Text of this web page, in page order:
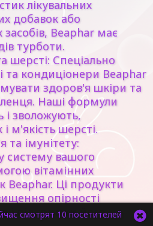
лікувальних
добавок або
Beaphar має
турботи.
шерсті: Спеціально
та кондиціонери Beaphar
здоров'я шкіри та
Наші формули
зволожують,
м'якість шерсті.
та імунітету:
систему вашого
вітамінних
Beaphar. Ці продукти
опірності
і підтримки його
смотрят 10 посетителей